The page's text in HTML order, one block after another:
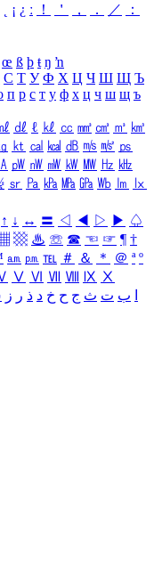
¡ ¿ ː ！ ＇ ， ． ／
：
œ ß þ ŧ ŋ ŉ
С Т У Ф Х Ц Ч Ш Щ Ъ
п р с т у ф х ц ч ш щ ъ
㎗ ℓ ㎘ ㏄ ㎣ ㎤ ㎥ ㎦
㏏ ㎈ ㎉ ㏈ ㎧ ㎨ ㎰
㎺ ㎻ ㎽ ㎾ ㎿ ㎐ ㎑
㏛ ㎩ ㎪ ㎫ ㎬ ㏝ ㏐
㏓
↑ ↓ ↔ 〓 ◁ ◀ ▷ ▶ ♤
▩ ♨ ☏ ☎ ☜ ☞ ¶ †
㏂ ㏘ ℡ ＃ ＆ ＊ ＠ ª º
Ⅴ Ⅵ Ⅶ Ⅷ Ⅸ Ⅹ
ب ت ث ج ح خ د ذ ر ز